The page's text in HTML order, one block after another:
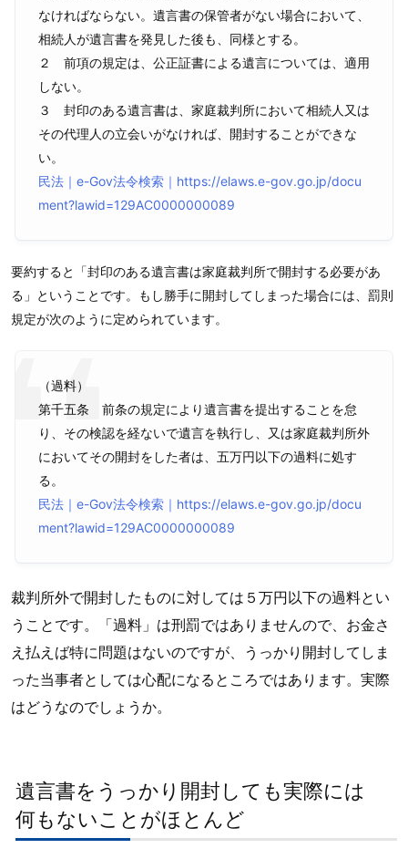
なければならない。遺言書の保管者がない場合において、
相続人が遺言書を発見した後も、同様とする。
２ 前項の規定は、公正証書による遺言については、適用
しない。
３ 封印のある遺言書は、家庭裁判所において相続人又は
その代理人の立会いがなければ、開封することができな
い。
民法｜e-Gov法令検索｜https://elaws.e-gov.go.jp/docu
ment?lawid=129AC0000000089
要約すると「封印のある遺言書は家庭裁判所で開封する必要があ
る」ということです。もし勝手に開封してしまった場合には、罰則
規定が次のように定められています。
（過料）
第千五条 前条の規定により遺言書を提出することを怠
り、その検認を経ないで遺言を執行し、又は家庭裁判所外
においてその開封をした者は、五万円以下の過料に処す
る。
民法｜e-Gov法令検索｜https://elaws.e-gov.go.jp/docu
ment?lawid=129AC0000000089
裁判所外で開封したものに対しては５万円以下の過料とい
うことです。「過料」は刑罰ではありませんので、お金さ
え払えば特に問題はないのですが、うっかり開封してしま
った当事者としては心配になるところではあります。実際
はどうなのでしょうか。
遺言書をうっかり開封しても実際には
何もないことがほとんど